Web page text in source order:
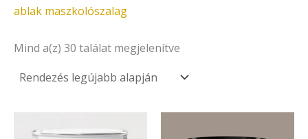
ablak maszkolószalag
Mind a(z) 30 találat megjelenítve